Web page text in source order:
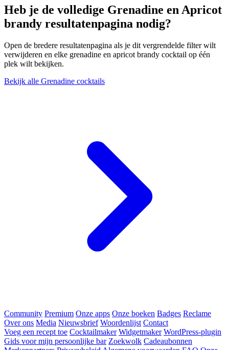
Heb je de volledige Grenadine en Apricot
brandy resultatenpagina nodig?
Open de bredere resultatenpagina als je dit vergrendelde filter wilt
verwijderen en elke grenadine en apricot brandy cocktail op één
plek wilt bekijken.
Bekijk alle Grenadine cocktails
Community Premium Onze apps Onze boeken Badges Reclame
Over ons Media Nieuwsbrief Woordenlijst Contact
Voeg een recept toe Cocktailmaker Widgetmaker WordPress-plugin
Gids voor mijn persoonlijke bar Zoekwolk Cadeaubonnen